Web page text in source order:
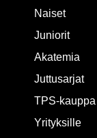
Naiset
Juniorit
Akatemia
Juttusarjat
TPS-kauppa
Yrityksille